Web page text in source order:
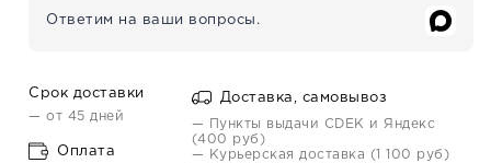
Ответим на ваши вопросы.
Срок доставки
— от 45 дней
Оплата
Доставка, самовывоз
— Пункты выдачи CDEK и Яндекс
(400 руб)
— Курьерская доставка (1 100 руб)